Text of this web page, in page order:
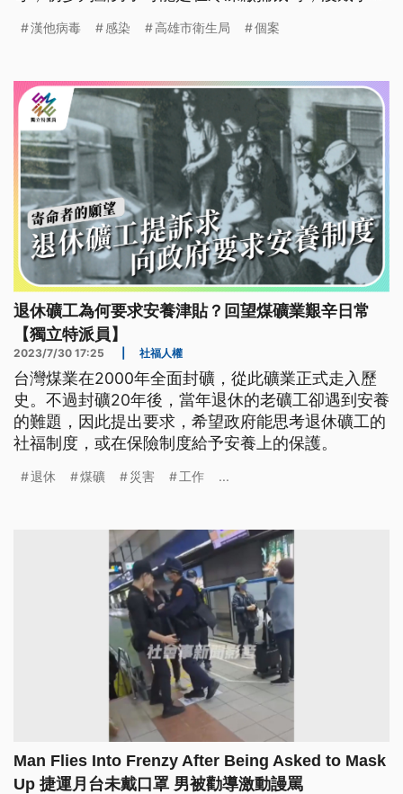
漢他病毒 感染 高雄市衛生局 個案
退休礦工為何要求安養津貼？回望煤礦業艱辛日常
【獨立特派員】
2023/7/30 17:25 社福人權
台灣煤業在2000年全面封礦，從此礦業正式走入歷
史。不過封礦20年後，當年退休的老礦工卻遇到安養
的難題，因此提出要求，希望政府能思考退休礦工的
社福制度，或在保險制度給予安養上的保護。
退休 煤礦 災害 工作 ...
Man Flies Into Frenzy After Being Asked to Mask
Up 捷運月台未戴口罩 男被勸導激動謾罵